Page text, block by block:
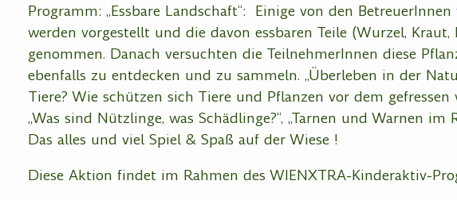
Programm: „Essbare Landschaft“: Einige von den
werden vorgestellt und die davon essbaren Teile (Wurzel,
genommen. Danach versuchten die TeilnehmerInnen diese
ebenfalls zu entdecken und zu sammeln. „Überleben in der
Tiere? Wie schützen sich Tiere und Pflanzen vor dem gefressen
„Was sind Nützlinge, was Schädlinge?“, „Tarnen und Warnen im
Das alles und viel Spiel & Spaß auf der Wiese !
Diese Aktion findet im Rahmen des WIENXTRA-Kinderaktiv-